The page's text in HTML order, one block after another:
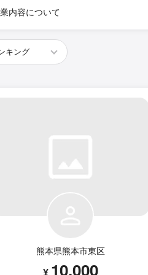
内容について
熊本県熊本市東区
10,000